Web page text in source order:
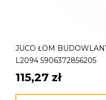
JUCO ŁOM
L2094 5906372856205
115,27 zł